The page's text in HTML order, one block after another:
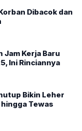
Dibacok dan
Jam Kerja Baru
Ini Rinciannya
Bikin Leher
hingga Tewas